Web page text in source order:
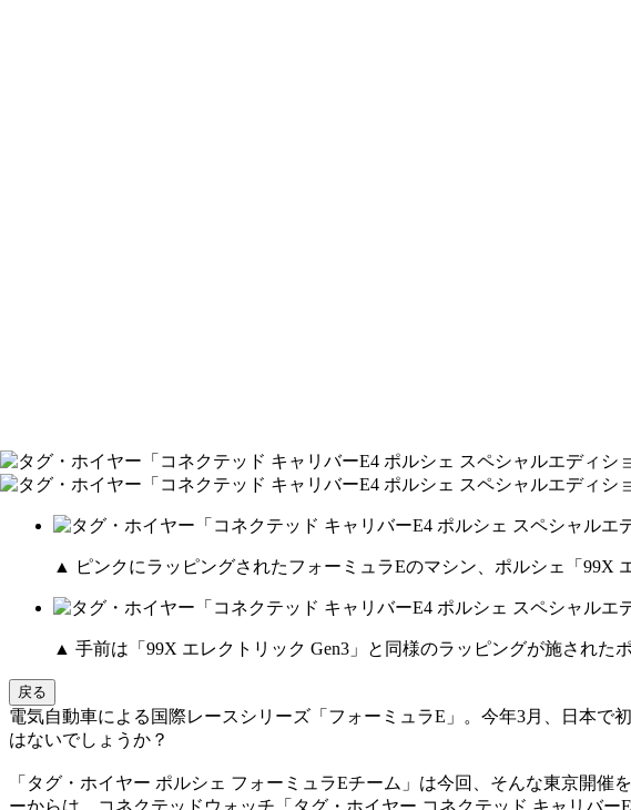
▲ ピンクにラッピングされたフォーミュラEのマシン、ポルシェ「99X
▲ 手前は「99X エレクトリック Gen3」と同様のラッピングが施された
戻る
電気自動車による国際レースシリーズ「フォーミュラE」。今年3月、日本で
はないでしょうか？
「タグ・ホイヤー ポルシェ フォーミュラEチーム」は今回、そんな東京開
ーからは、コネクテッドウォッチ「タグ・ホイヤー コネクテッド キャリバ